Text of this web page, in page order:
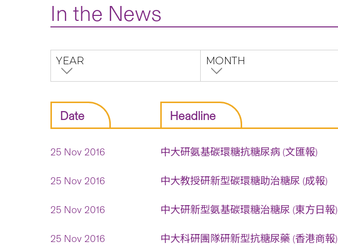
In the News
YEAR MONTH
Date Headline
25 Nov 2016 中大研氨基碳環糖抗糖尿病 (文匯報)
25 Nov 2016 中大教授研新型碳環糖助治糖尿 (成報)
25 Nov 2016 中大研新型氨基碳環糖治糖尿 (東方日報)
25 Nov 2016 中大科研團隊研新型抗糖尿藥 (香港商報)